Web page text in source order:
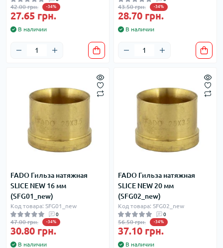
42.00 грн. -34%
27.65 грн.
В наличии
43.50 грн. -34%
28.70 грн.
В наличии
FADO Гильза натяжная
SLICE NEW 16 мм
(SFG01_new)
Код товара: SFG01_new
0
47.00 грн. -34%
30.80 грн.
В наличии
FADO Гильза натяжная
SLICE NEW 20 мм
(SFG02_new)
Код товара: SFG02_new
0
56.50 грн. -34%
37.10 грн.
В наличии